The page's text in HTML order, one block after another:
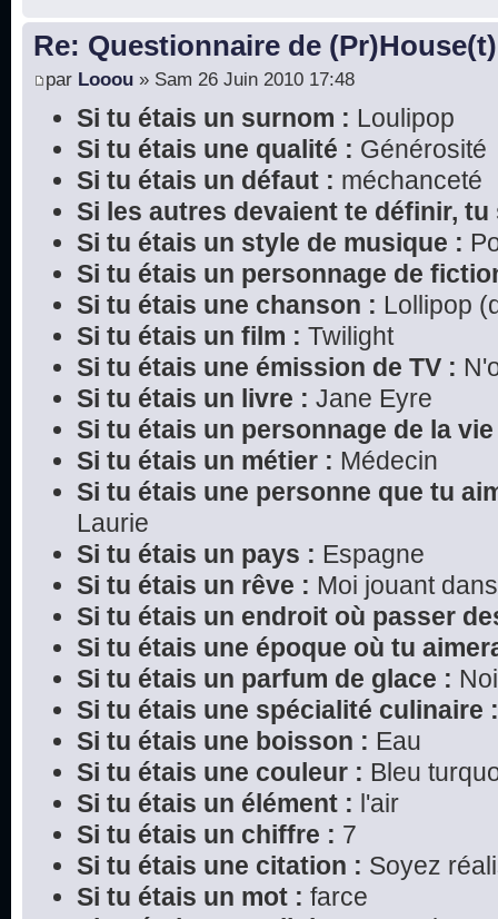
Re: Questionnaire de (Pr)House(t)
par Looou » Sam 26 Juin 2010 17:48
Si tu étais un surnom : Loulipop
Si tu étais une qualité : Générosité
Si tu étais un défaut : méchanceté
Si les autres devaient te définir, tu
Si tu étais un style de musique :
Si tu étais un personnage de
Si tu étais une chanson : Lollipop
Si tu étais un film : Twilight
Si tu étais une émission de TV :
Si tu étais un livre : Jane Eyre
Si tu étais un personnage de la
Si tu étais un métier : Médecin
Si tu étais une personne que tu
Laurie
Si tu étais un pays : Espagne
Si tu étais un rêve : Moi jouant
Si tu étais un endroit où passer
Si tu étais une époque où tu
Si tu étais un parfum de glace :
Si tu étais une spécialité culinaire :
Si tu étais une boisson : Eau
Si tu étais une couleur : Bleu
Si tu étais un élément : l'air
Si tu étais un chiffre : 7
Si tu étais une citation : Soyez
Si tu étais un mot : farce